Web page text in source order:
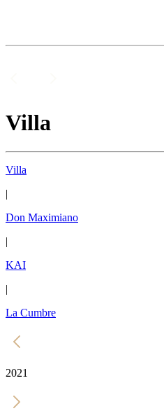
Villa
Villa
|
Don Maximiano
|
KAI
|
La Cumbre
2021